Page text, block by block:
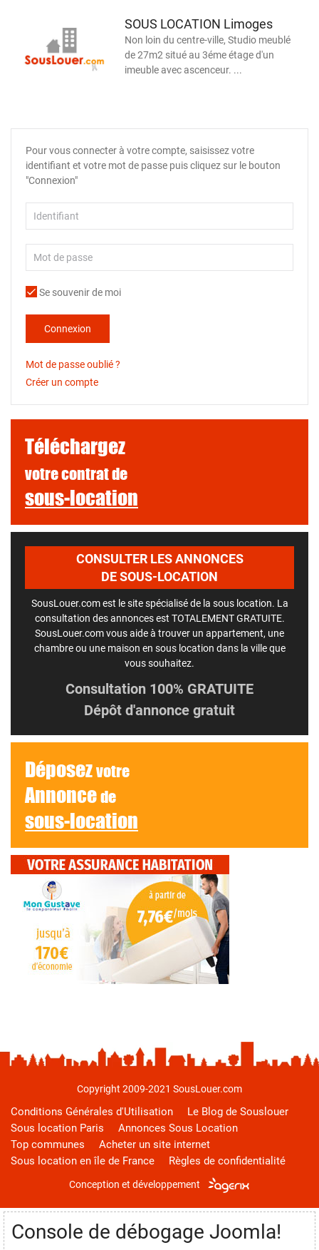
SOUS LOCATION Limoges
Non loin du centre-ville, Studio meublé
de 27m2 situé au 3éme étage d'un
imeuble avec ascenceur. ...
Pour vous connecter à votre compte, saisissez votre
identifiant et votre mot de passe puis cliquez sur le bouton
"Connexion"
Se souvenir de moi
Connexion
Mot de passe oublié ?
Créer un compte
Téléchargez
votre contrat de
sous-location
CONSULTER LES ANNONCES
DE SOUS-LOCATION
SousLouer.com est le site spécialisé de la sous location. La
consultation des annonces est TOTALEMENT GRATUITE.
SousLouer.com vous aide à trouver un appartement, une
chambre ou une maison en sous location dans la ville que
vous souhaitez.
Consultation 100% GRATUITE
Dépôt d'annonce gratuit
Déposezvotre
Annoncede
sous-location
Copyright 2009-2021 SousLouer.com
Conditions Générales d'Utilisation
Le Blog de Souslouer
Sous location Paris
Annonces Sous Location
Top communes
Acheter un site internet
Sous location en île de France
Règles de confidentialité
Conception et développement
Console de débogage Joomla!